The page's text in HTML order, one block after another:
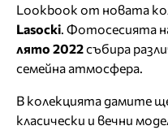
Lookbook от новата
Lasocki . Фотосесията
лято 2022събира
семейна атмосфера.
В колекцията дамите
класически и вечни